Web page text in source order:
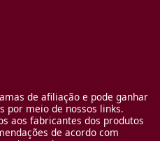
de afiliação e pode ganhar
por meio de nossos links.
aos fabricantes dos produtos
de acordo com